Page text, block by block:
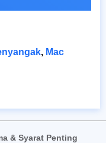
, Mac
& Syarat Penting